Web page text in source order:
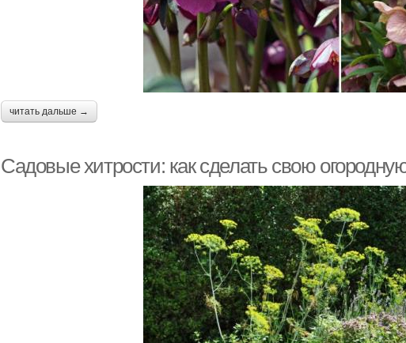
читать дальше →
Садовые хитрости: как сделать свою